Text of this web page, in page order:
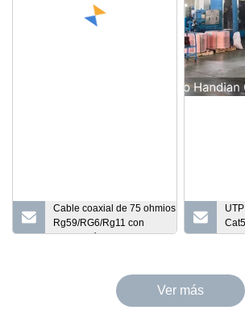
Cable coaxial de 75 ohmios
Rg59/RG6/Rg11 con
aprobación
Ver más